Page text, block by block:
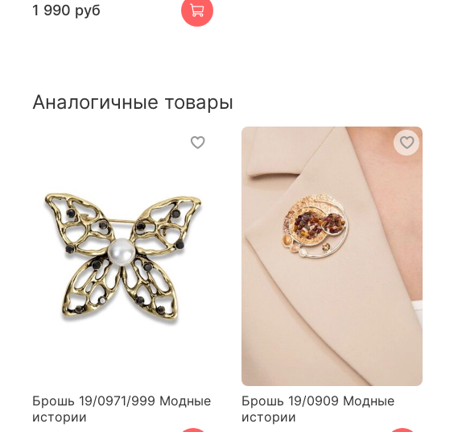
1 990 руб
Аналогичные товары
Брошь 19/0971/999 Модные
истории
Брошь 19/0909 Модные
истории